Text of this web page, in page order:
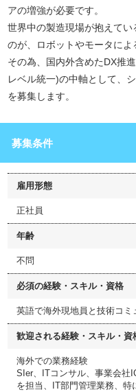
アの増強が必要です。
世界中の製造現場が抱えて
のが、ロボットやモータによ
その為、国内外含めたDX推
レベル統一)の中軸として、
を募集します。
募集条件
雇用形態
正社員
年齢
不問
必須の経験・スキル・資格
英語で海外現地員と技術コミ
歓迎される経験・スキル・資
海外での業務経験
SIer、ITコンサル、事業会社
を担当、IT部門管理業務、